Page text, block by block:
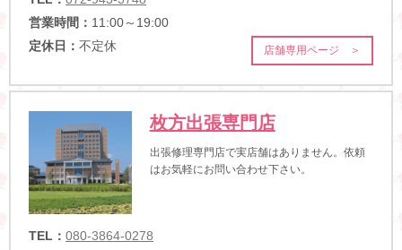
営業時間： 11:00～19:00
定休日： 不定休 店舗専用ページ ＞
枚方出張専門店
出張修理専門店で実店舗はありません。依頼
はお気軽にお問い合わせ下さい。
TEL： 080-3864-0278